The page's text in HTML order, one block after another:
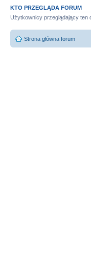
KTO PRZEGLĄDA FORUM
Użytkownicy przeglądający ten
Strona główna forum